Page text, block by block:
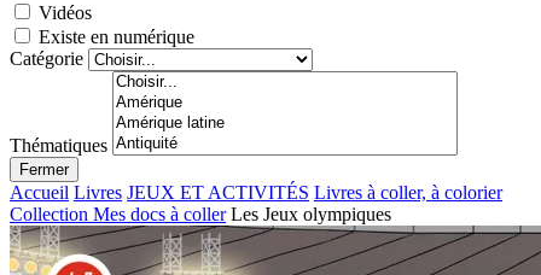
Vidéos
Existe en numérique
Catégorie
Thématiques
Fermer
Accueil Livres JEUX ET ACTIVITÉS Livres à coller, à colorier
Collection Mes docs à coller Les Jeux olympiques